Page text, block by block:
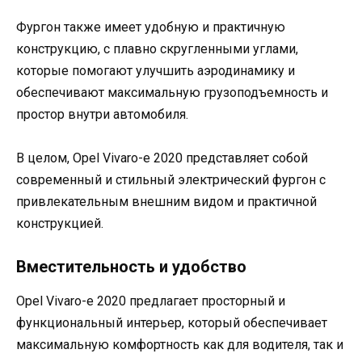
Фургон также имеет удобную и практичную
конструкцию, с плавно скругленными углами,
которые помогают улучшить аэродинамику и
обеспечивают максимальную грузоподъемность и
простор внутри автомобиля.
В целом, Opel Vivaro-e 2020 представляет собой
современный и стильный электрический фургон с
привлекательным внешним видом и практичной
конструкцией.
Вместительность и удобство
Opel Vivaro-e 2020 предлагает просторный и
функциональный интерьер, который обеспечивает
максимальную комфортность как для водителя, так и